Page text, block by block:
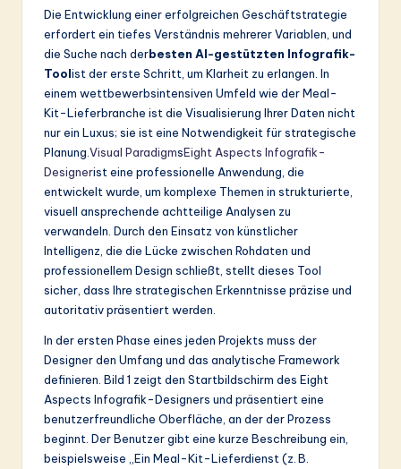
in
A
&
S
ft
w
Die Entwicklung einer erfolgreichen Geschäftstrategie
erfordert ein tiefes Verständnis mehrerer Variablen, und
die Suche nach derbesten AI-gestützten Infografik-
Toolist der erste Schritt, um Klarheit zu erlangen. In
einem wettbewerbsintensiven Umfeld wie der Meal-
Kit-Lieferbranche ist die Visualisierung Ihrer Daten nicht
nur ein Luxus; sie ist eine Notwendigkeit für strategische
Planung. Visual ParadigmsEight Aspects Infografik-
Designerist eine professionelle Anwendung, die
entwickelt wurde, um komplexe Themen in strukturierte,
visuell ansprechende achtteilige Analysen zu
verwandeln. Durch den Einsatz von künstlicher
Intelligenz, die die Lücke zwischen Rohdaten und
professionellem Design schließt, stellt dieses Tool
sicher, dass Ihre strategischen Erkenntnisse präzise und
autoritativ präsentiert werden.
In der ersten Phase eines jeden Projekts muss der
Designer den Umfang und das analytische Framework
definieren. Bild 1 zeigt den Startbildschirm des Eight
Aspects Infografik-Designers und präsentiert eine
benutzerfreundliche Oberfläche, an der der Prozess
beginnt. Der Benutzer gibt eine kurze Beschreibung ein,
beispielsweise „Ein Meal-Kit-Lieferdienst (z. B.